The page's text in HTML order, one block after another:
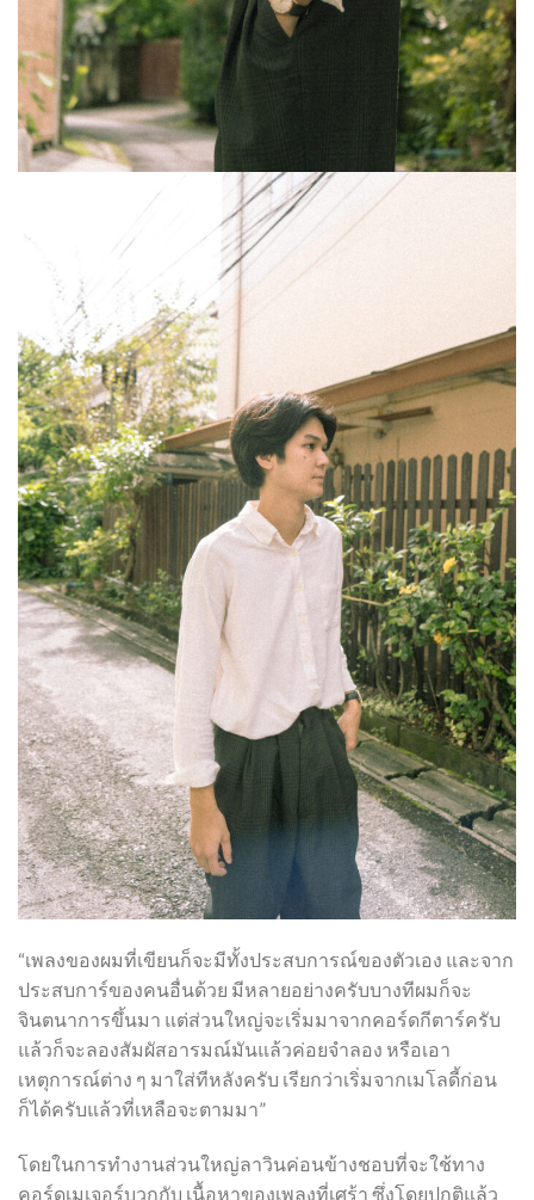
“เพลงของผมที่เขียนก็จะมีทั้งประสบการณ์ของตัวเอง และจาก
ประสบการ์ของคนอื่นด้วย มีหลายอย่างครับบางทีผมก็จะ
จินตนาการขึ้นมา แต่ส่วนใหญ่จะเริ่มมาจากคอร์ดกีตาร์ครับ
แล้วก็จะลองสัมผัสอารมณ์มันแล้วค่อยจำลอง หรือเอา
เหตุการณ์ต่าง ๆ มาใส่ทีหลังครับ เรียกว่าเริ่มจากเมโลดี้ก่อน
ก็ได้ครับแล้วที่เหลือจะตามมา”
โดยในการทำงานส่วนใหญ่ลาวินค่อนข้างชอบที่จะใช้ทาง
คอร์ดเมเจอร์บวกกับ เนื้อหาของเพลงที่เศร้า ซึ่งโดยปกติแล้ว